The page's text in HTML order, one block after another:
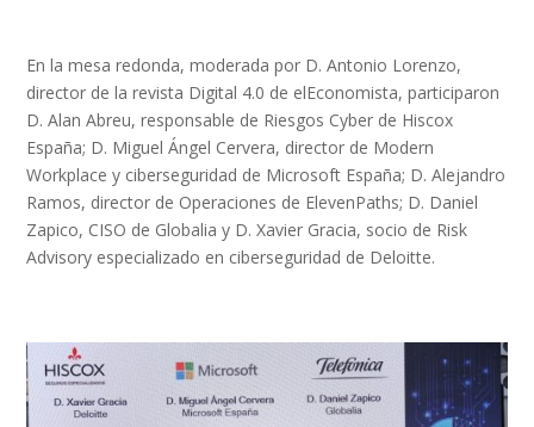
En la mesa redonda, moderada por D. Antonio Lorenzo,
director de la revista Digital 4.0 de elEconomista, participaron
D. Alan Abreu, responsable de Riesgos Cyber de Hiscox
España; D. Miguel Ángel Cervera, director de Modern
Workplace y ciberseguridad de Microsoft España; D. Alejandro
Ramos, director de Operaciones de ElevenPaths; D. Daniel
Zapico, CISO de Globalia y D. Xavier Gracia, socio de Risk
Advisory especializado en ciberseguridad de Deloitte.